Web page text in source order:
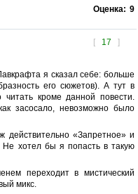
Оценка: 9
[ 17 ]
я сказал себе: больше
его сюжетов). А тут в
читать кроме данной повести.
засосало, невозможно было
действительно «Запретное» и
Не хотел бы я попасть в такую
переходит в мистический
микс.